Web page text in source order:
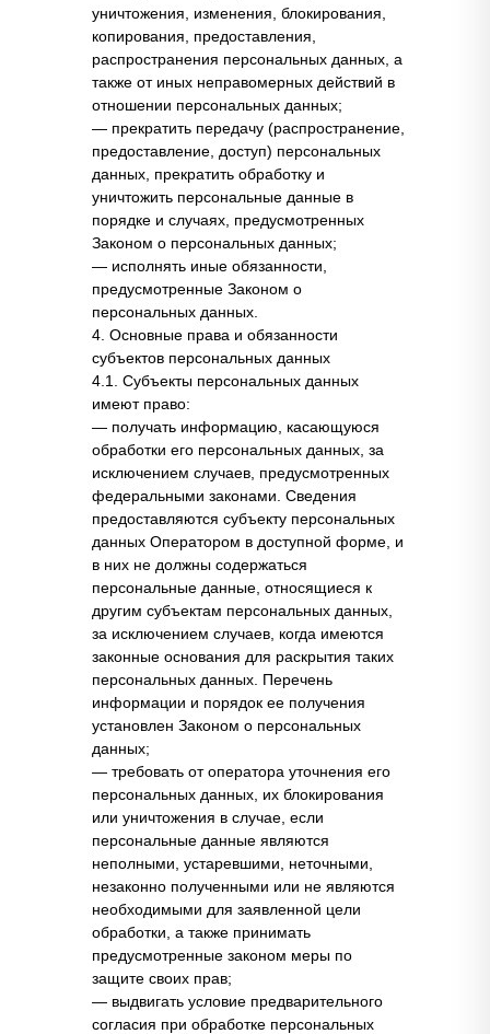
уничтожения, изменения, блокирования,
копирования, предоставления,
распространения персональных данных, а
также от иных неправомерных действий в
отношении персональных данных;
— прекратить передачу (распространение,
предоставление, доступ) персональных
данных, прекратить обработку и
уничтожить персональные данные в
порядке и случаях, предусмотренных
Законом о персональных данных;
— исполнять иные обязанности,
предусмотренные Законом о
персональных данных.
4. Основные права и обязанности
субъектов персональных данных
4.1. Субъекты персональных данных
имеют право:
— получать информацию, касающуюся
обработки его персональных данных, за
исключением случаев, предусмотренных
федеральными законами. Сведения
предоставляются субъекту персональных
данных Оператором в доступной форме, и
в них не должны содержаться
персональные данные, относящиеся к
другим субъектам персональных данных,
за исключением случаев, когда имеются
законные основания для раскрытия таких
персональных данных. Перечень
информации и порядок ее получения
установлен Законом о персональных
данных;
— требовать от оператора уточнения его
персональных данных, их блокирования
или уничтожения в случае, если
персональные данные являются
неполными, устаревшими, неточными,
незаконно полученными или не являются
необходимыми для заявленной цели
обработки, а также принимать
предусмотренные законом меры по
защите своих прав;
— выдвигать условие предварительного
согласия при обработке персональных